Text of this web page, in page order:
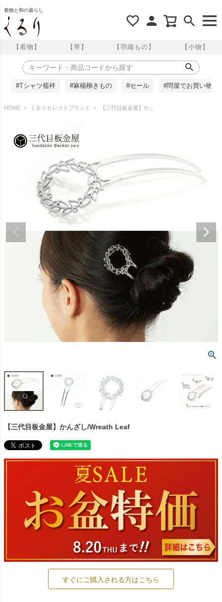
着物と和の暮らし
【着物】 【帯】 【羽織もの】 【小物】
#Tシャツ襦袢 #麻楊柳きもの #セール #問屋でお買い物
HOME くるりセレクトブランド 【三代目板金屋】かんざし/Wreath Leaf
【三代目板金屋】かんざし/Wreath Leaf
すぐにご購入される方はこちら